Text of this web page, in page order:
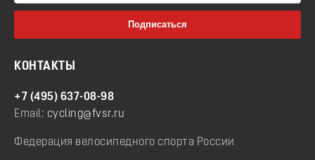
КОНТАКТЫ
+7 (495) 637-08-98
Email: cycling@fvsr.ru
Федерация велосипедного спорта России